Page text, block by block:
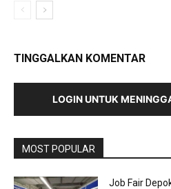
TINGGALKAN KOMENTAR
LOGIN UNTUK
MOST POPULAR
Job Fair